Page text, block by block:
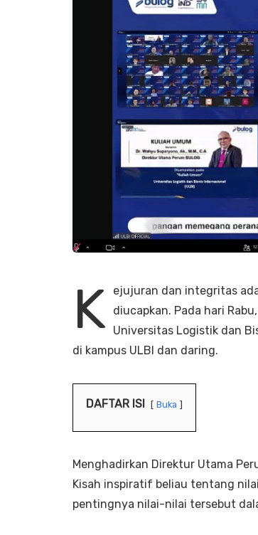
K
ejujuran dan integritas
diucapkan. Pada hari
Universitas Logistik dan
di kampus ULBI dan daring.
DAFTAR ISI Buka
Menghadirkan Direktur Utama
Kisah inspiratif beliau tentang
pentingnya nilai-nilai tersebut